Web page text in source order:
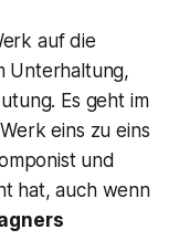
auf die
Unterhaltung,
Es geht im
eins zu eins
und
hat, auch wenn